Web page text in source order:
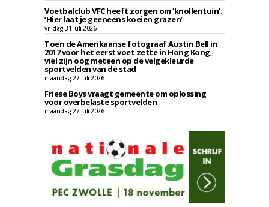
Voetbalclub VFC heeft zorgen om ‘knollentuin’:
‘Hier laat je geeneens koeien grazen’
vrijdag 31 juli 2026
Toen de Amerikaanse fotograaf Austin Bell in
2017 voor het eerst voet zette in Hong Kong,
viel zijn oog meteen op de velgekleurde
sportvelden van de stad
maandag 27 juli 2026
Friese Boys vraagt gemeente om oplossing
voor overbelaste sportvelden
maandag 27 juli 2026